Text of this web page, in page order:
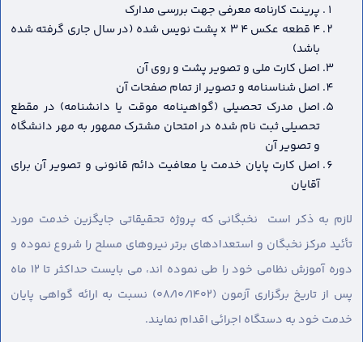
پرینت کارنامه معرفی جهت بررسی مدارک
4 قطعه عکس 4 x 3 پشت نویس شده (در سال جاری گرفته شده
باشد)
اصل کارت ملی و تصویر پشت و روی آن
اصل شناسنامه و تصویر از تمام صفحات آن
اصل مدرک تحصیلی (گواهینامه موقت یا دانشنامه) در مقطع
تحصیلی ثبت نام شده در امتحان مشترک ممهور به مهر دانشگاه
و تصویر آن
اصل کارت پایان خدمت یا معافیت دائم قانونی و تصویر آن برای
آقایان
لازم به ذکر است نخبگانی که پروژه تحقیقاتی جایگزین خدمت مورد
تأئید مرکز نخبگان و استعدادهای برتر نیروهای مسلح را شروع نموده و
دوره آموزش نظامی خود را طی نموده اند، می بایست حداکثر تا ۱۲ ماه
پس از تاریخ برگزاری آزمون (۰۸/۱۰/۱۴۰۲) نسبت به ارائه گواهی پایان
خدمت خود به دستگاه اجرائی اقدام نمایند.